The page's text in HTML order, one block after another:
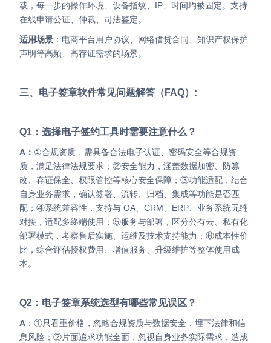
载，每一步的操作环境、设备指纹、IP、时间均被固定。支持
在线申请公证、仲裁、司法鉴定。
适用场景 ：电商平台用户协议、网络借贷合同、知识产权保护
声明等高频、高存证需求的场景。
三、电子签章软件常见问题解答（FAQ）:
Q1：选择电子签约工具时需要注意什么？
A： ①合规资质，需具备合法电子认证、密码安全等合规资
质，满足法律法规要求；②安全能力，涵盖数据加密、防篡
改、存证保全、权限管控等核心安全保障；③功能适配，结合
自身业务需求，确认签署、流转、归档、集成等功能是否匹
配；④系统兼容性，支持与 OA、CRM、ERP、业务系统无缝
对接，适配多终端使用；⑤服务与部署，区分公有云、私有化
部署模式，考察售后实施、运维及技术支持能力；⑥成本性价
比，综合评估授权费用、增值服务、升级维护等整体使用成
本。
Q2：电子签章系统选型有哪些常见误区？
A ：①只看重价格，忽略合规资质与数据安全，埋下法律和信
息风险；②片面追求功能全面，忽视自身业务实际需求，造成